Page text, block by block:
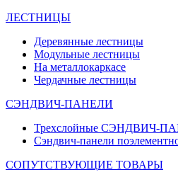
ЛЕСТНИЦЫ
Деревянные лестницы
Модульные лестницы
На металлокаркасе
Чердачные лестницы
СЭНДВИЧ-ПАНЕЛИ
Трехслойные СЭНДВИЧ-
Сэндвич-панели
СОПУТСТВУЮЩИЕ ТОВАРЫ